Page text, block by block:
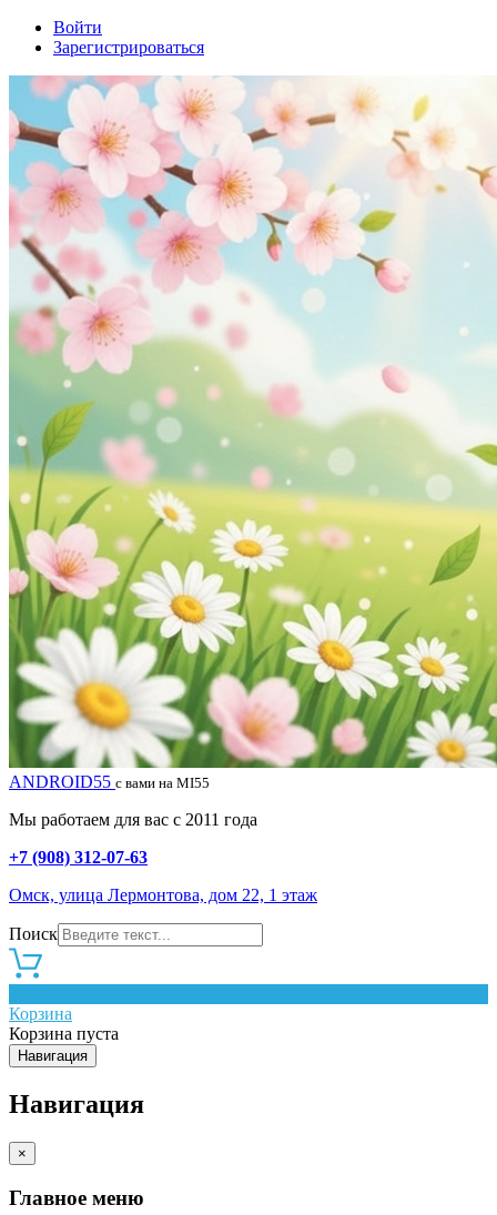
Войти
Зарегистрироваться
ANDROID55 с вами на MI55
Мы работаем для вас с 2011 года
+7 (908) 312-07-63
Омск, улица Лермонтова, дом 22, 1 этаж
Поиск
Корзина
Корзина пуста
Навигация
Навигация
×
Главное меню